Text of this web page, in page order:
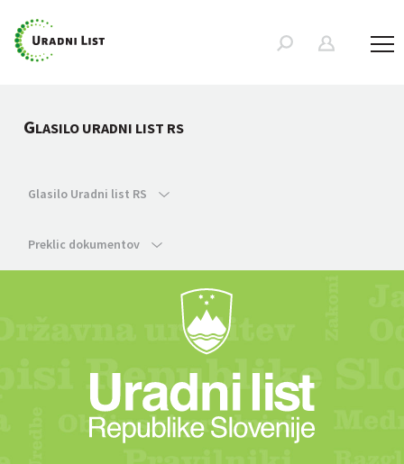
GLASILO URADNI LIST RS
Glasilo Uradni list RS
Preklic dokumentov